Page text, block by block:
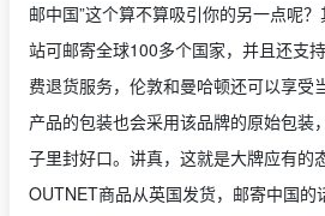
邮中国”这个算不算吸引你的另一点呢
站可邮寄全球100多个国家，并且还支
费退货服务，伦敦和曼哈顿还可以享受
产品的包装也会采用该品牌的原始包装
子里封好口。讲真，这就是大牌应有的
OUTNET商品从英国发货，邮寄中国的